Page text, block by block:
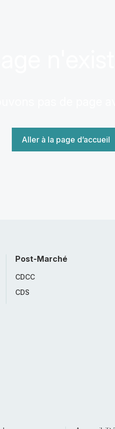
Aller à la page d’accueil
Post-Marché
CDCC
CDS